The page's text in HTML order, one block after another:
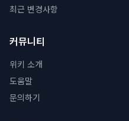
최근 변경사항
커뮤니티
위키 소개
도움말
문의하기